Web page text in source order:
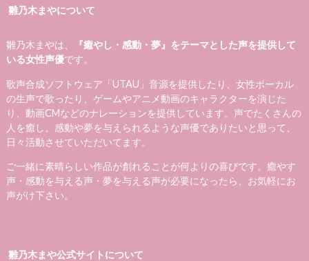
雛乃木まやについて
雛乃木まやは、
『癒やし・感動・夢』をテーマとした声を提供して
いる女性声優です。
歌声合成ソフトウェア「UTAU」音源を提供したり、女性ボーカル
の生声で歌ったり、ゲームやアニメ動画のキャラクターを演じた
り、動画CMなどのナレーションを提供しています。声でたくさんの
人を癒し、感動や夢を与えられるような声優でありたいと思って、
日々活動させていただいてます。
ご一緒に素晴らしい作品が創れることが何よりの喜びです。癒やす
声・感動を与える声・夢を与える声が必要になったら、お気軽にお
声がけ下さい。
雛乃木まや公式サイトについて